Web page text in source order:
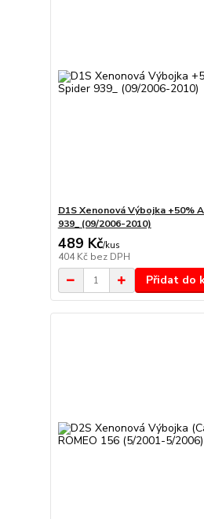
D1S Xenonová Výbojka +50%
939_ (09/2006-2010)
489 Kč/kus
404 Kč bez DPH
Přidat do